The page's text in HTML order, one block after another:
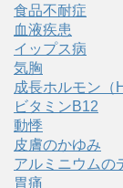
食品不耐症
血液疾患
イップス病
気胸
成長ホルモン（
ビタミンB12
動悸
皮膚のかゆみ
アルミニウムの
胃痛